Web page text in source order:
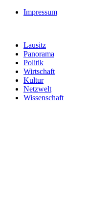
Impressum
Lausitz
Panorama
Politik
Wirtschaft
Kultur
Netzwelt
Wissenschaft